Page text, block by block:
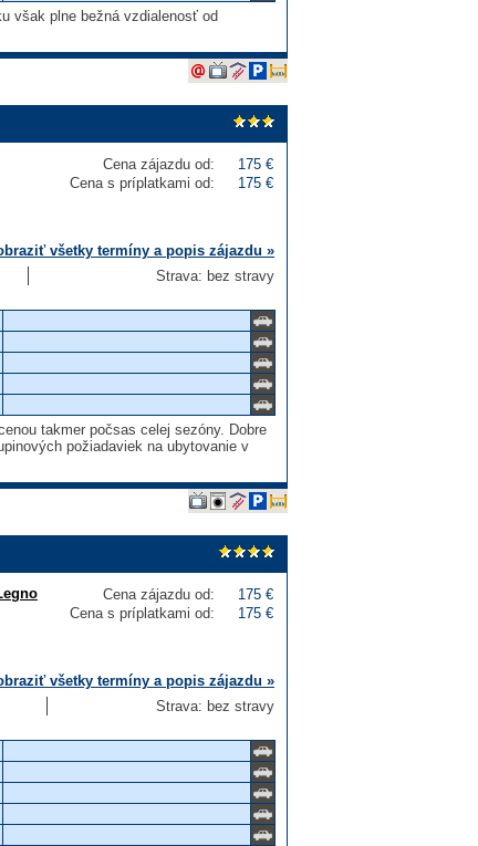
však plne bežná vzdialenosť od
Cena zájazdu od:
175 €
Cena s príplatkami od:
175 €
všetky termíny a popis zájazdu »
Strava: bez stravy
takmer počsas celej sezóny. Dobre
požiadaviek na ubytovanie v
Cena zájazdu od:
175 €
Cena s príplatkami od:
175 €
všetky termíny a popis zájazdu »
Strava: bez stravy